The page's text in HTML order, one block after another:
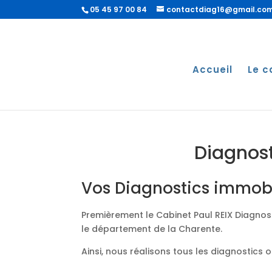
05 45 97 00 84
Accueil Le
Vos Diagnostics
Premièrement le Cabinet Paul REIX
le département de la Charente.
Ainsi, nous réalisons tous les diagnostics